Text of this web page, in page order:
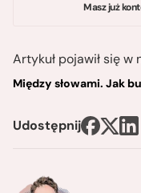
Masz już
Artykuł pojawił się w
Między słowami. Jak
Udostępnij